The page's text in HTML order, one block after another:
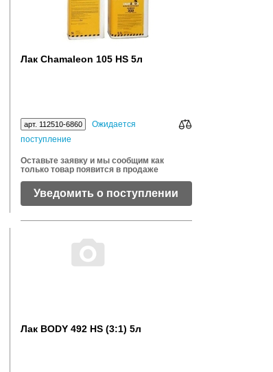
Лак Chamaleon 105 HS 5л
арт. 112510-6860
Ожидается
поступление
Оставьте заявку и мы сообщим как
только товар появится в продаже
Уведомить о поступлении
Лак BODY 492 HS (3:1) 5л